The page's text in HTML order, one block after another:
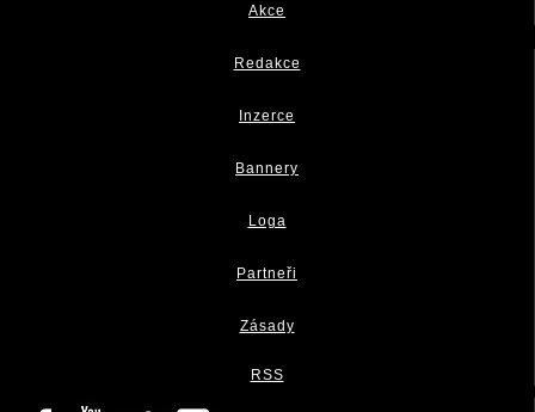
Akce
Redakce
Inzerce
Bannery
Loga
Partneři
Zásady
RSS